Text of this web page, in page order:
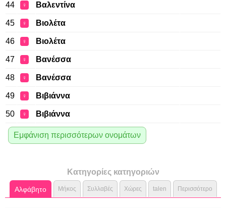
44 ♀ Βαλεντίνα
45 ♀ Βιολέτα
46 ♀ Βιολέτα
47 ♀ Βανέσσα
48 ♀ Βανέσσα
49 ♀ Βιβιάννα
50 ♀ Βιβιάννα
Εμφάνιση περισσότερων ονομάτων
Κατηγορίες κατηγοριών
Αλφάβητο Μήκος Συλλαβές Χώρες talen Περισσότερο